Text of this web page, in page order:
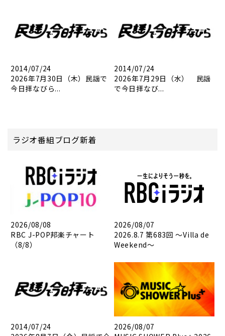
2014/07/24
2026年7月30日（木）民謡で
今日拝なびら...
2014/07/24
2026年7月29日（水） 民謡
で今日拝なび...
ラジオ番組ブログ新着
2026/08/08
RBC J-POP邦楽チャート
（8/8）
2026/08/07
2026.8.7 第683回 ～Villa de
Weekend～
2014/07/24
2026/08/07